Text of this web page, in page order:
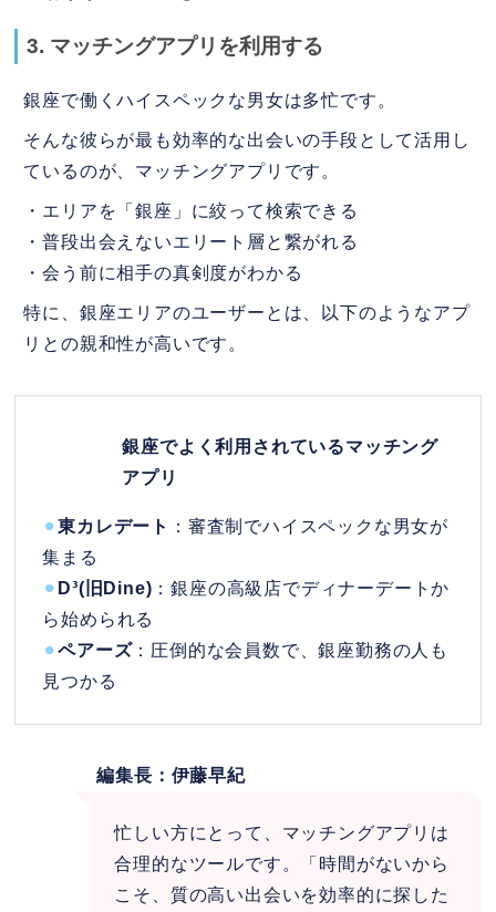
3. マッチングアプリを利用する
銀座で働くハイスペックな男女は多忙です。
そんな彼らが最も効率的な出会いの手段として活用し
ているのが、マッチングアプリです。
・エリアを「銀座」に絞って検索できる
・普段出会えないエリート層と繋がれる
・会う前に相手の真剣度がわかる
特に、銀座エリアのユーザーとは、以下のようなアプ
リとの親和性が高いです。
銀座でよく利用されているマッチング
アプリ
⚫︎東カレデート
：審査制でハイスペックな男女が
集まる
⚫︎ D³(旧Dine) ：銀座の高級店でディナーデートか
ら始められる
⚫︎ペアーズ：圧倒的な会員数で、銀座勤務の人も
見つかる
編集長：伊藤早紀
忙しい方にとって、マッチングアプリは
合理的なツールです。「時間がないから
こそ、質の高い出会いを効率的に探した